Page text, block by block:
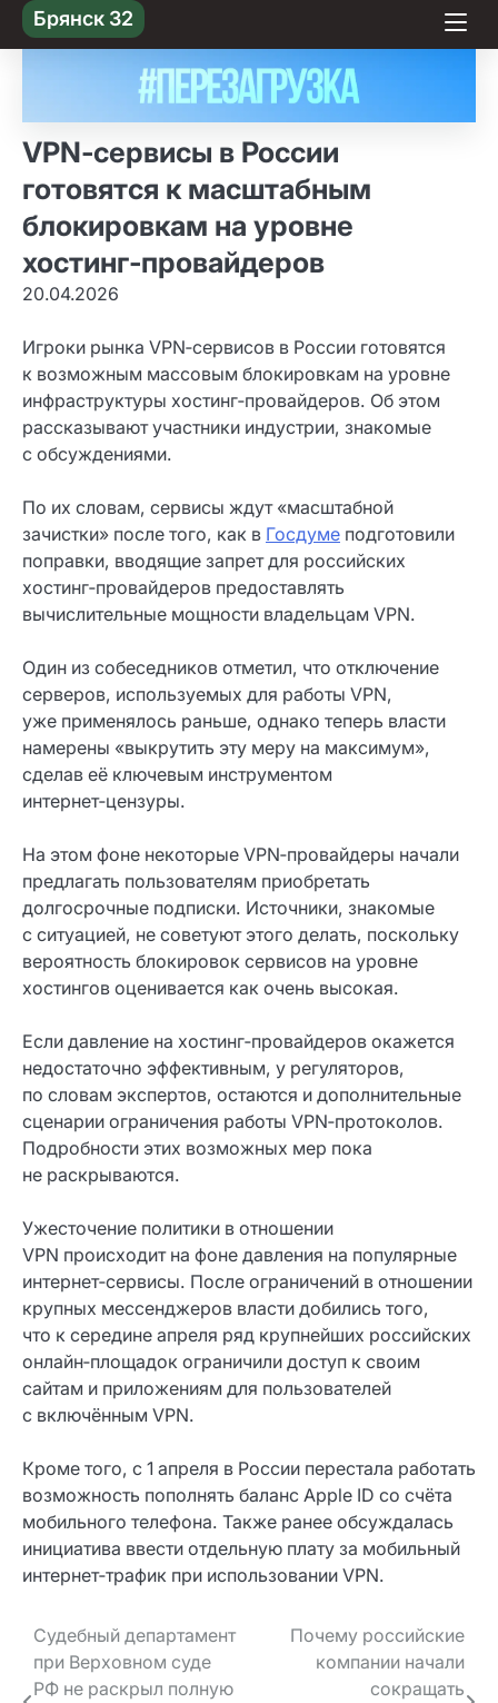
Skip
to content
Брянск 32
VPN‑сервисы в России
готовятся к масштабным
блокировкам на уровне
хостинг‑провайдеров
20.04.2026
Игроки рынка VPN‑сервисов в России готовятся
к возможным массовым блокировкам на уровне
инфраструктуры хостинг‑провайдеров. Об этом
рассказывают участники индустрии, знакомые
с обсуждениями.
По их словам, сервисы ждут «масштабной
зачистки» после того, как в Госдуме подготовили
поправки, вводящие запрет для российских
хостинг‑провайдеров предоставлять
вычислительные мощности владельцам VPN.
Один из собеседников отметил, что отключение
серверов, используемых для работы VPN,
уже применялось раньше, однако теперь власти
намерены «выкрутить эту меру на максимум»,
сделав её ключевым инструментом
интернет‑цензуры.
На этом фоне некоторые VPN‑провайдеры начали
предлагать пользователям приобретать
долгосрочные подписки. Источники, знакомые
с ситуацией, не советуют этого делать, поскольку
вероятность блокировок сервисов на уровне
хостингов оценивается как очень высокая.
Если давление на хостинг‑провайдеров окажется
недостаточно эффективным, у регуляторов,
по словам экспертов, остаются и дополнительные
сценарии ограничения работы VPN‑протоколов.
Подробности этих возможных мер пока
не раскрываются.
Ужесточение политики в отношении
VPN происходит на фоне давления на популярные
интернет‑сервисы. После ограничений в отношении
крупных мессенджеров власти добились того,
что к середине апреля ряд крупнейших российских
онлайн‑площадок ограничили доступ к своим
сайтам и приложениям для пользователей
с включённым VPN.
Кроме того, с 1 апреля в России перестала работать
возможность пополнять баланс Apple ID со счёта
мобильного телефона. Также ранее обсуждалась
инициатива ввести отдельную плату за мобильный
интернет‑трафик при использовании VPN.
Навигация
по записям
Судебный департамент
при Верховном суде
РФ не раскрыл полную
Почему российские
компании начали
сокращать